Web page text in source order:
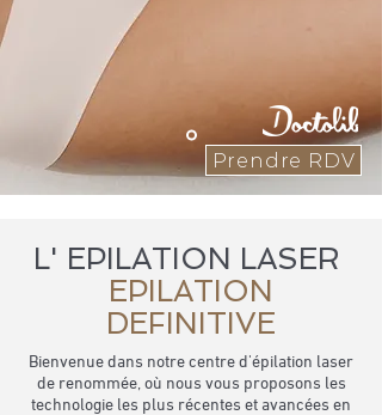
Prendre RDV
L' EPILATION LASER
EPILATION
DEFINITIVE
Bienvenue dans notre centre d'épilation laser
de renommée, où nous vous proposons les
technologie les plus récentes et avancées en